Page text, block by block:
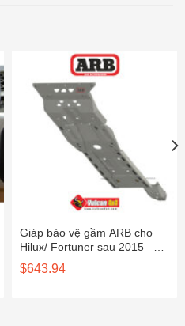
Giáp bảo vệ gầm ARB cho
Hilux/ Fortuner sau 2015 –
5414200
$643.94